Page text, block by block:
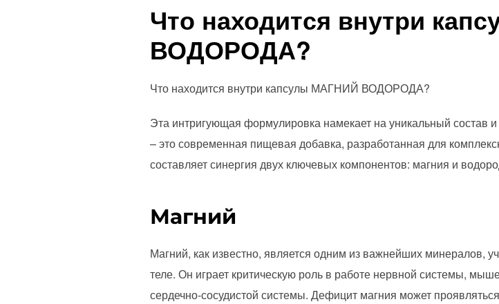
Что находится внутри
ВОДОРОДА?
Что находится внутри капсулы МАГНИЙ ВОДОРОДА?
Эта интригующая формулировка намекает на уникальный
– это современная пищевая добавка, разработанная для
составляет синергия двух ключевых компонентов: магния и
Магний
Магний, как известно, является одним из важнейших минералов,
теле. Он играет критическую роль в работе нервной системы,
сердечно-сосудистой системы. Дефицит магния может